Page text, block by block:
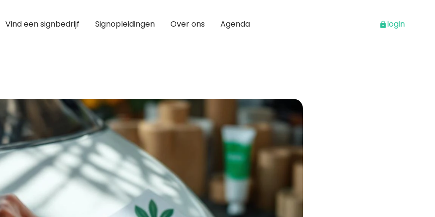
Vind een signbedrijf Signopleidingen Over ons Agenda login